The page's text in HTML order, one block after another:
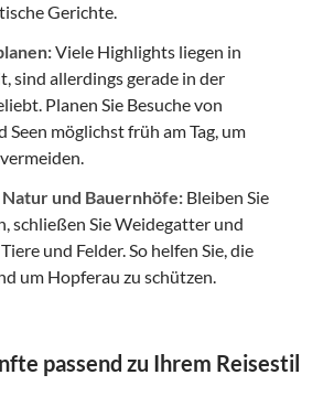
Gerichte.
Viele Highlights liegen in
sind allerdings gerade in der
Planen Sie Besuche von
Seen möglichst früh am Tag, um
und Bauernhöfe: Bleiben Sie
schließen Sie Weidegatter und
und Felder. So helfen Sie, die
um Hopferau zu schützen.
passend zu Ihrem Reisestil